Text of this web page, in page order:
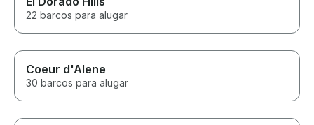
22 barcos para alugar
Coeur d'Alene
30 barcos para alugar